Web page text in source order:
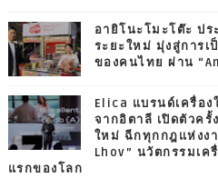
อายิโนะโมะโต๊ะ ปร
ระยะใหม่ มุ่งสู่การ
ของคนไทย ผ่าน
Elica แบรนด์เครื่อ
จากอิตาลี เปิดตัวครั้
ใหม่ ฉีกทุกกฎแห่งง
Lhov” นวัตกรรมเค
แรกของโลก